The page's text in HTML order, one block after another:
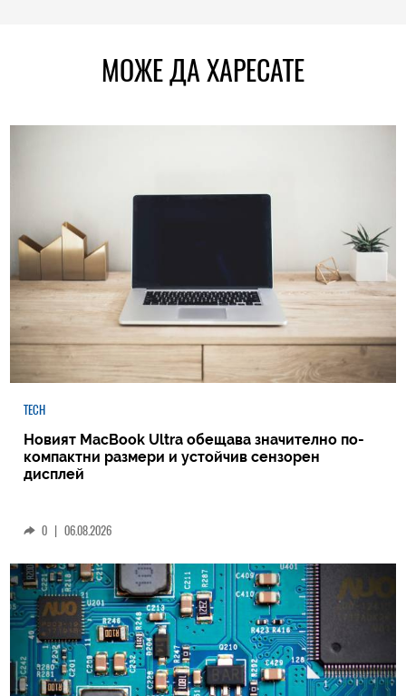
МОЖЕ ДА ХАРЕСАТЕ
TECH
Новият MacBook Ultra обещава значително по-
компактни размери и устойчив сензорен
дисплей
0 | 06.08.2026